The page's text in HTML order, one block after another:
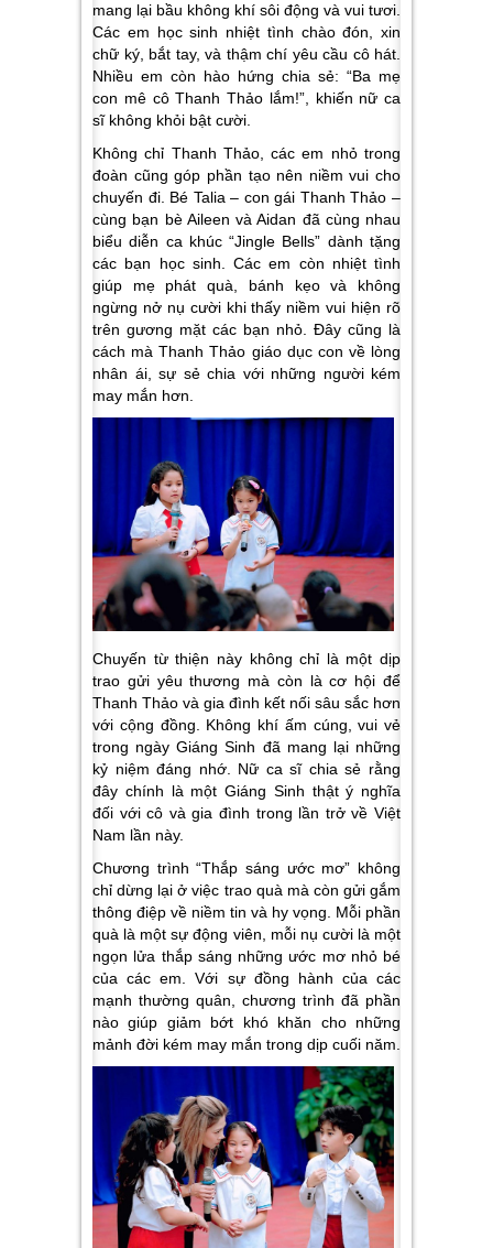
mang lại bầu không khí sôi động và vui tươi.
Các em học sinh nhiệt tình chào đón, xin
chữ ký, bắt tay, và thậm chí yêu cầu cô hát.
Nhiều em còn hào hứng chia sẻ: “Ba mẹ
con mê cô Thanh Thảo lắm!”, khiến nữ ca
sĩ không khỏi bật cười.
Không chỉ Thanh Thảo, các em nhỏ trong
đoàn cũng góp phần tạo nên niềm vui cho
chuyến đi. Bé Talia – con gái Thanh Thảo –
cùng bạn bè Aileen và Aidan đã cùng nhau
biểu diễn ca khúc “Jingle Bells” dành tặng
các bạn học sinh. Các em còn nhiệt tình
giúp mẹ phát quà, bánh kẹo và không
ngừng nở nụ cười khi thấy niềm vui hiện rõ
trên gương mặt các bạn nhỏ. Đây cũng là
cách mà Thanh Thảo giáo dục con về lòng
nhân ái, sự sẻ chia với những người kém
may mắn hơn.
Chuyến từ thiện này không chỉ là một dịp
trao gửi yêu thương mà còn là cơ hội để
Thanh Thảo và gia đình kết nối sâu sắc hơn
với cộng đồng. Không khí ấm cúng, vui vẻ
trong ngày Giáng Sinh đã mang lại những
kỷ niệm đáng nhớ. Nữ ca sĩ chia sẻ rằng
đây chính là một Giáng Sinh thật ý nghĩa
đối với cô và gia đình trong lần trở về Việt
Nam lần này.
Chương trình “Thắp sáng ước mơ” không
chỉ dừng lại ở việc trao quà mà còn gửi gắm
thông điệp về niềm tin và hy vọng. Mỗi phần
quà là một sự động viên, mỗi nụ cười là một
ngọn lửa thắp sáng những ước mơ nhỏ bé
của các em. Với sự đồng hành của các
mạnh thường quân, chương trình đã phần
nào giúp giảm bớt khó khăn cho những
mảnh đời kém may mắn trong dịp cuối năm.